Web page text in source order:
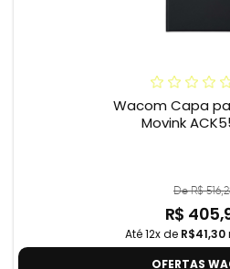
Wacom Capa
Movink
De R$
R$
Até 12x de R$41,30
OFERTAS